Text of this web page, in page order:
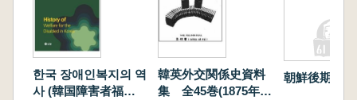
한국 장애인복지의 역
사 (韓国障害者福祉
韓英外交関係史資料
集 全45巻(1875年〜
朝鮮後期貨